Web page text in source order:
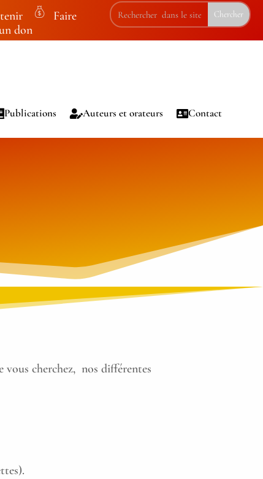
on
on
Faire
don
Publications Auteurs et orateurs Contact
vous cherchez, nos différentes